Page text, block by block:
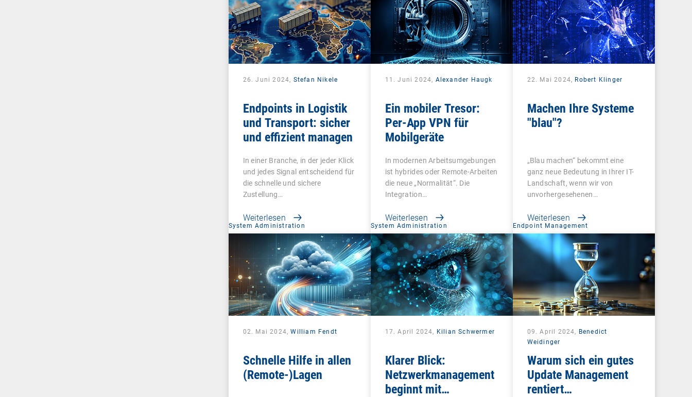
26. Juni 2024, Stefan Nikele
Endpoints in Logistik
und Transport: sicher
und effizient managen
In einer Branche, in der jeder Klick
und jedes Signal entscheidend für
die schnelle und sichere
Zustellung…
Weiterlesen
11. Juni 2024, Alexander Haugk
Ein mobiler Tresor:
Per-App VPN für
Mobilgeräte
In modernen Arbeitsumgebungen
ist hybrides oder Remote-Arbeiten
die neue „Normalität“. Die
Integration…
Weiterlesen
22. Mai 2024, Robert Klinger
Machen Ihre Systeme
"blau"?
„Blau machen“ bekommt eine
ganz neue Bedeutung in Ihrer IT-
Landschaft, wenn wir von
unvorhergesehenen…
Weiterlesen
System Administration
02. Mai 2024,William Fendt
Schnelle Hilfe in allen
(Remote-)Lagen
System Administration
17. April 2024, Kilian Schwermer
Klarer Blick:
Netzwerkmanagement
beginnt mit
Endpoint Management
09. April 2024, Benedict
Weidinger
Warum sich ein gutes
Update Management
rentiert…